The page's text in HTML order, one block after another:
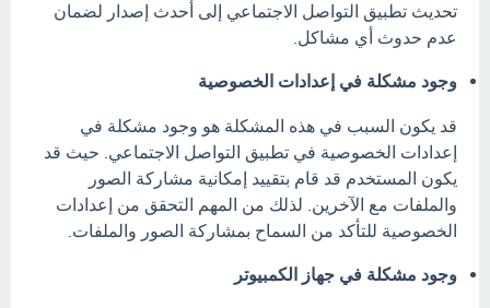
تحديث تطبيق التواصل الاجتماعي إلى أحدث إصدار لضمان
عدم حدوث أي مشاكل.
وجود مشكلة في إعدادات الخصوصية
قد يكون السبب في هذه المشكلة هو وجود مشكلة في
إعدادات الخصوصية في تطبيق التواصل الاجتماعي. حيث قد
يكون المستخدم قد قام بتقييد إمكانية مشاركة الصور
والملفات مع الآخرين. لذلك من المهم التحقق من إعدادات
الخصوصية للتأكد من السماح بمشاركة الصور والملفات.
وجود مشكلة في جهاز الكمبيوتر